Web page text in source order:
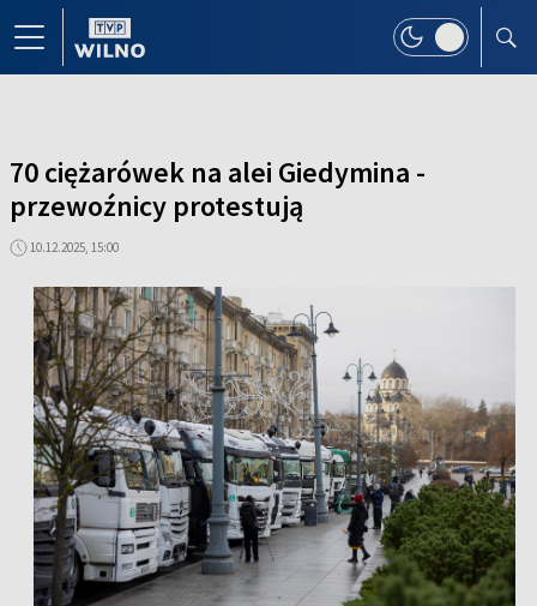
70 ciężarówek na alei Giedymina -
przewoźnicy protestują
10.12.2025, 15:00